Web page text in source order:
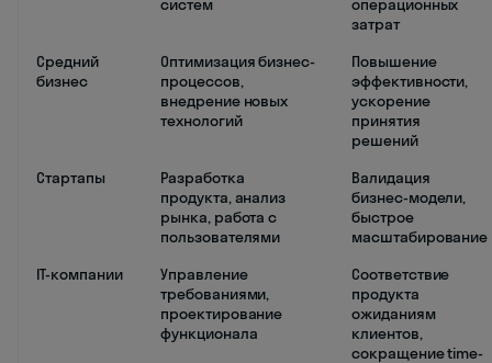
систем
операционных
затрат
Средний
бизнес
Оптимизация бизнес-
процессов,
внедрение новых
технологий
Повышение
эффективности,
ускорение
принятия
решений
Стартапы
Разработка
продукта, анализ
рынка, работа с
пользователями
Валидация
бизнес-модели,
быстрое
масштабирование
IT-компании
Управление
требованиями,
проектирование
функционала
Соответствие
продукта
ожиданиям
клиентов,
сокращение time-